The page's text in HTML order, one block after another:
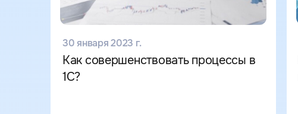
30 января 2023 г.
Как совершенствовать процессы в
1С?